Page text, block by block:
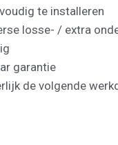
te installeren
losse- / extra
garantie
de volgende